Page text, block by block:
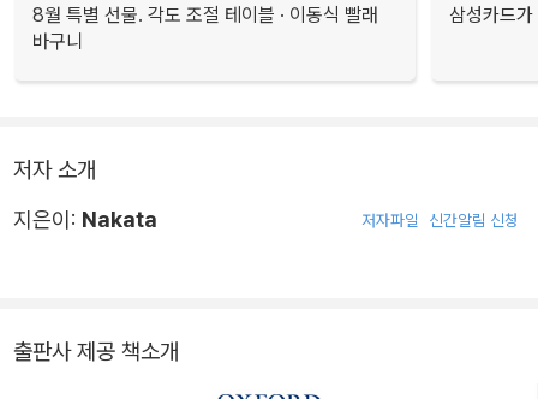
8월 특별 선물. 각도 조절 테이블 · 이동식 빨래
바구니
삼성카드
저자 소개
지은이: Nakata 저자파일 신간알림 신청
출판사 제공 책소개